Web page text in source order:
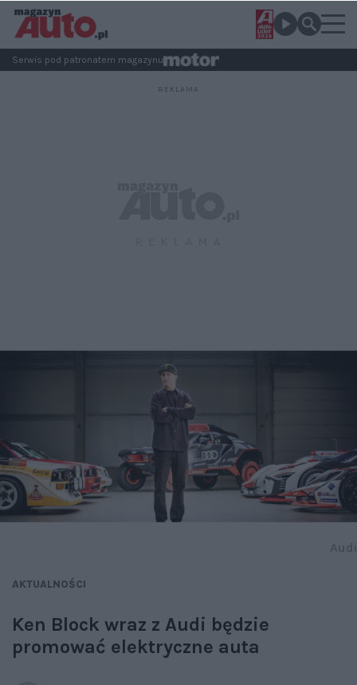
Serwis pod patronatem magazynu
AKTUALNOŚCI
Ken Block wraz z Audi będzie
promować elektryczne auta